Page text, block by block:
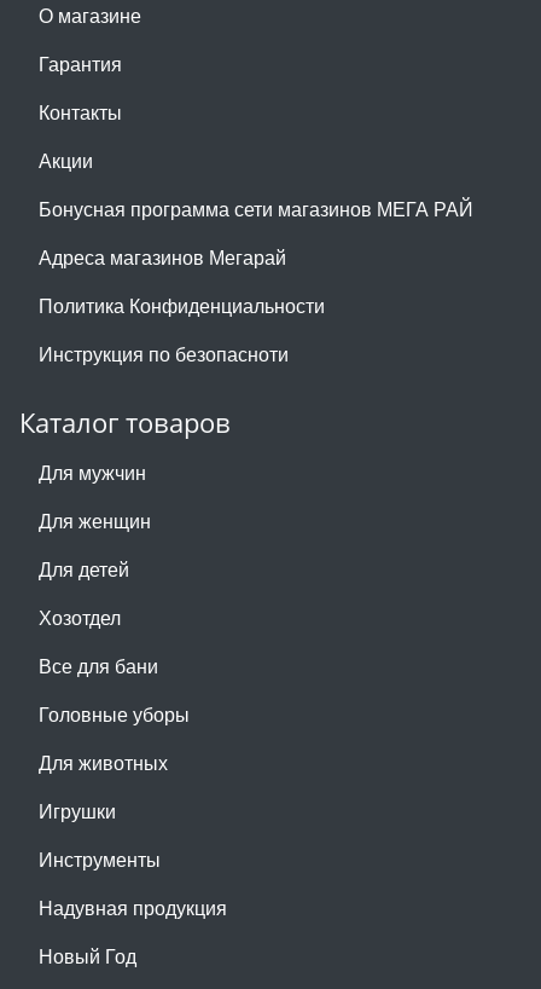
О магазине
Гарантия
Контакты
Акции
Бонусная программа сети магазинов МЕГА РАЙ
Адреса магазинов Мегарай
Политика Конфиденциальности
Инструкция по безопасноти
Каталог товаров
Для мужчин
Для женщин
Для детей
Хозотдел
Все для бани
Головные уборы
Для животных
Игрушки
Инструменты
Надувная продукция
Новый Год